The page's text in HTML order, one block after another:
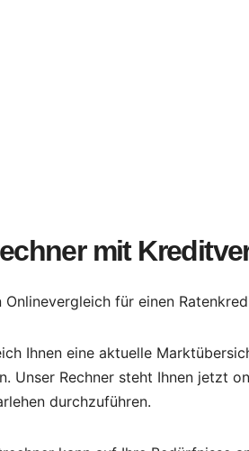
mit
Onlinevergleich für einen
Ihnen eine aktuelle
Unser Rechner steht Ihnen jetzt
durchzuführen.